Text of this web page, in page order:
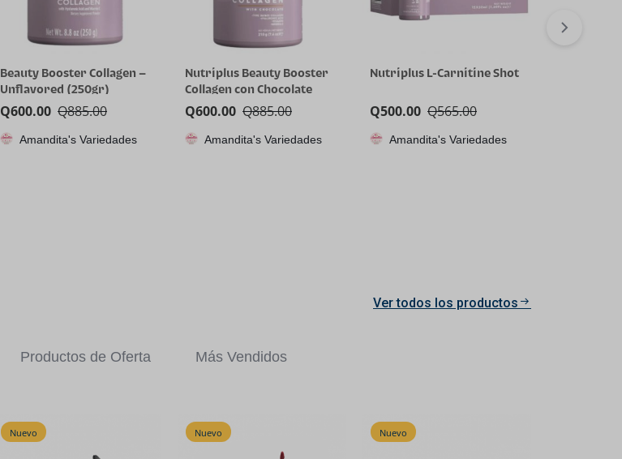
Beauty Booster Collagen –
Unflavored (250gr)
Q885.00
Q600.00
Amandita's Variedades
Nutriplus Beauty Booster
Collagen con Chocolate
Q885.00
Q600.00
Amandita's Variedades
Nutriplus L-Carnitine Shot
Q565.00
Q500.00
Amandita's Variedades
Ver todos los productos
Productos de Oferta Más Vendidos
Nuevo Nuevo Nuevo